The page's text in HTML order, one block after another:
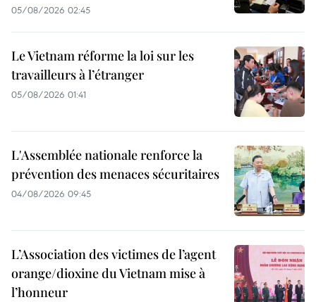
05/08/2026 02:45
Le Vietnam réforme la loi sur les
travailleurs à l’étranger
05/08/2026 01:41
L'Assemblée nationale renforce la
prévention des menaces sécuritaires
04/08/2026 09:45
L’Association des victimes de l’agent
orange/dioxine du Vietnam mise à
l’honneur